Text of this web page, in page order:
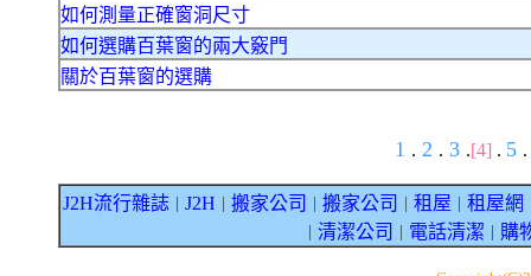
如何測量正確窗洞尺寸
如何選購百葉窗的兩大竅門
關於百葉窗的選購
1 . 2 . 3 .[4] . 5 .
J2H流行雜誌 J2H 搬家公司 搬家公司 租屋 租屋網
清潔公司 電話清潔 購